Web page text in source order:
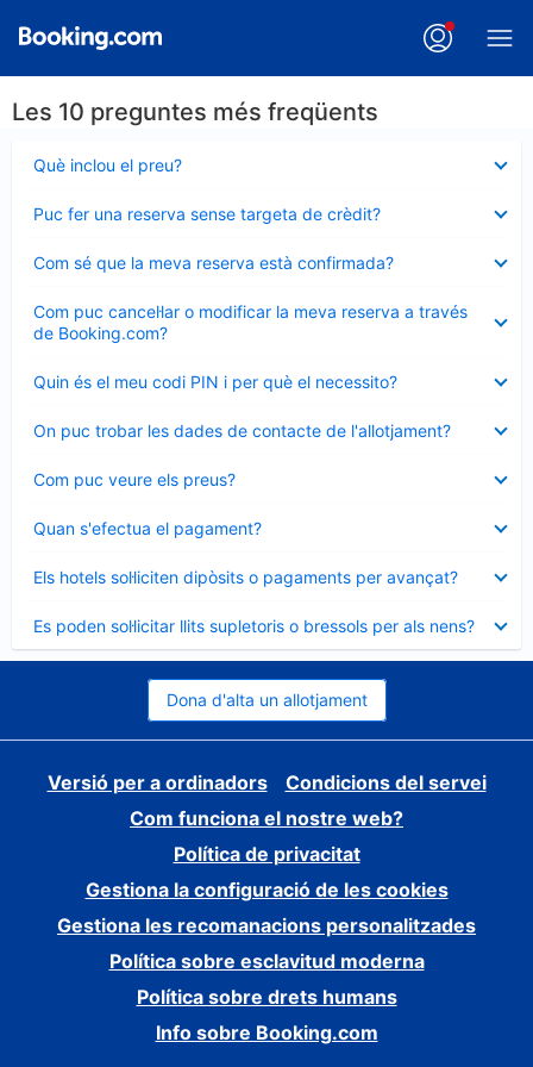
Les 10 preguntes més freqüents
Què inclou el preu?
tancat
Puc fer una reserva sense targeta de crèdit?
tancat
Com sé que la meva reserva està confirmada?
tancat
Com puc cancel·lar o modificar la meva reserva a través
de Booking.com?
tancat
Quin és el meu codi PIN i per què el necessito?
tancat
On puc trobar les dades de contacte de l'allotjament?
tancat
Com puc veure els preus?
tancat
Quan s'efectua el pagament?
tancat
Els hotels sol·liciten dipòsits o pagaments per avançat?
tancat
Es poden sol·licitar llits supletoris o bressols per als nens?
tancat
Dona d'alta un allotjament
Versió per a ordinadors
Condicions del servei
Com funciona el nostre web?
Política de privacitat
Gestiona la configuració de les cookies
Gestiona les recomanacions personalitzades
Política sobre esclavitud moderna
Política sobre drets humans
Info sobre Booking.com